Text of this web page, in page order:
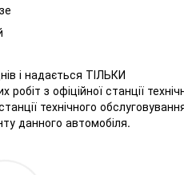
і надається ТІЛЬКИ
робіт з офіційної станції
технічного
данного автомобіля.